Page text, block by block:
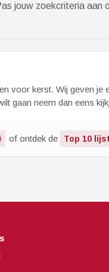
jouw zoekcriteria aan
voor kerst. Wij geven je
gaan neem dan eens
of ontdek de Top 10